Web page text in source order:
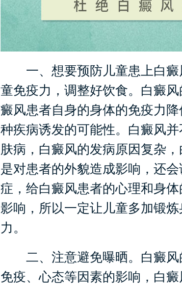
一、想要预防儿童患上白癜
童免疫力，调整好饮食。白癜
癜风患者自身的身体的免疫力
种疾病诱发的可能性。白癜风
肤病，白癜风的发病原因复杂
是对患者的外貌造成影响，还
症，给白癜风患者的心理和身
影响，所以一定让儿童多加锻
力。
二、注意避免曝晒。白癜风
免疫、心态等因素的影响，白